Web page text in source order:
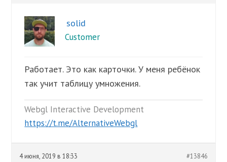
solid
Customer
Работает. Это как карточки. У меня ребёнок
так учит таблицу умножения.
Webgl Interactive Development
https://t.me/AlternativeWebgl
4 июня, 2019 в 18:33 #13846